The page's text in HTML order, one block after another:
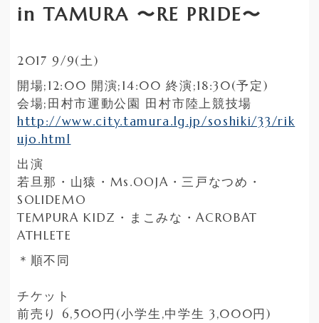
in TAMURA 〜RE PRIDE〜
2017 9/9(土)
開場;12:00 開演;14:00 終演;18:30(予定)
会場;田村市運動公園 田村市陸上競技場
http://www.city.tamura.lg.jp/soshiki/33/rik
ujo.html
出演
若旦那・山猿・Ms.OOJA・三戸なつめ・
SOLIDEMO
TEMPURA KIDZ・まこみな・ACROBAT
ATHLETE
＊順不同
チケット
前売り 6,500円(小学生,中学生 3,000円)